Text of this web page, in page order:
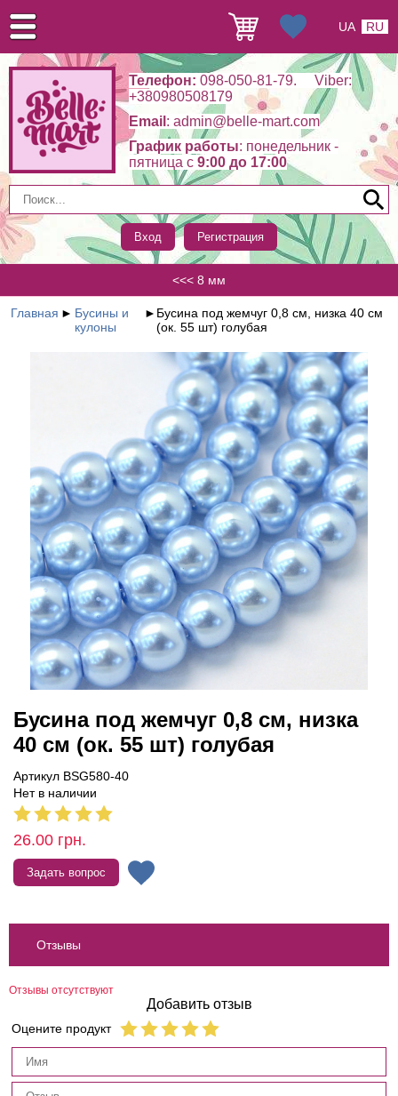
Телефон: 098-050-81-79. Viber:
+380980508179
Email : admin@belle-mart.com
График работы: понедельник -
пятница c 9:00 до 17:00
Вход Регистрация
UA RU
<<< 8 мм
Главная ► Бусины и
кулоны
► Бусина под жемчуг 0,8 см, низка 40 см
(ок. 55 шт) голубая
Бусина под жемчуг 0,8 см, низка
40 см (ок. 55 шт) голубая
Артикул BSG580-40
Нет в наличии
26.00 грн.
Задать вопрос
Отзывы
Отзывы отсутствуют
Добавить отзыв
Оцените продукт